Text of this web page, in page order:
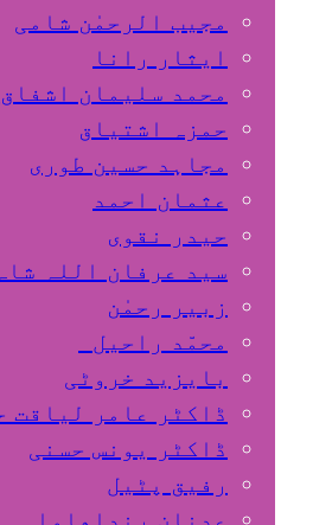
مجیب الرحمٰن شامی
ایثار رانا
محمد سلیمان
حمزہ اشتیاق
مجاہد حسین طوری
عثمان احمد
حیدر نقوی
سید عرفان اللہ
زبیر رحمٰن
محمّد راحیل
بایزید خروٹی
ڈاکٹر عامر لیاقت
ڈاکٹر یونس حسنی
رفیق پٹیل
عدنان رنداھاوا